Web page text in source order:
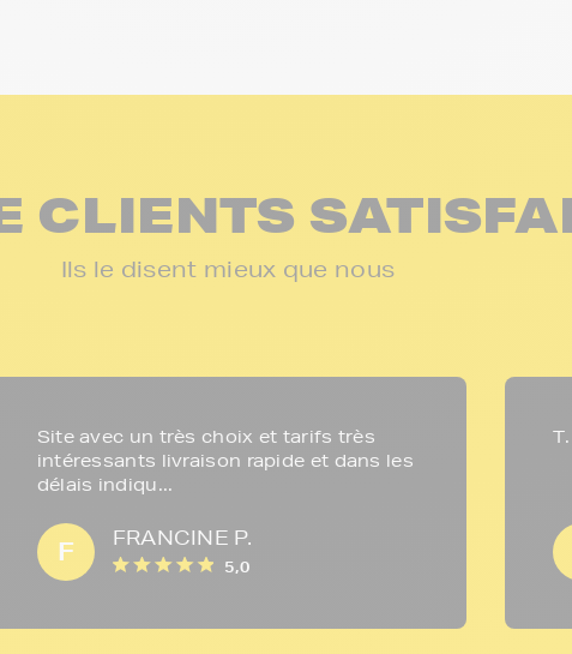
CLIENTS
Ils le disent mieux que nous
Site avec un très choix et tarifs très
intéressants livraison rapide et dans les
délais indiqu...
F FRANCINE P.
5,0